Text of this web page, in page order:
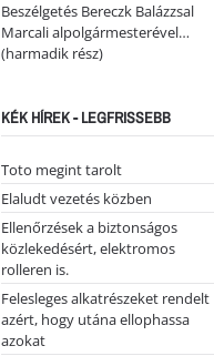
Beszélgetés Bereczk Balázzsal
Marcali alpolgármesterével…
(harmadik rész)
KÉK HÍREK - LEGFRISSEBB
Toto megint tarolt
Elaludt vezetés közben
Ellenőrzések a biztonságos
közlekedésért, elektromos
rolleren is.
Felesleges alkatrészeket rendelt
azért, hogy utána ellophassa
azokat